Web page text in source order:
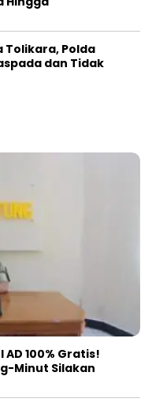
Tolikara, Polda
dan Tidak
AD 100% Gratis!
Minut Silakan